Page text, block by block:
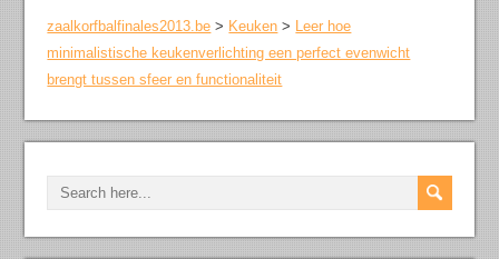
zaalkorfbalfinales2013.be > Keuken > Leer hoe
minimalistische keukenverlichting een perfect evenwicht
brengt tussen sfeer en functionaliteit